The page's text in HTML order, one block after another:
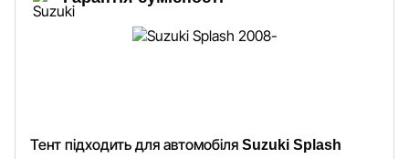
Тент підходить для автомобіля Suzuki Splash